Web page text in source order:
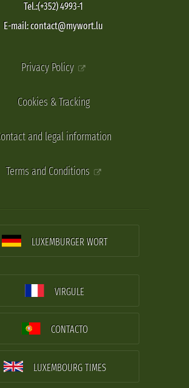
Tel.:(+352) 4993-1
E-mail: contact@mywort.lu
Privacy Policy
Cookies & Tracking
and legal information
Terms and Conditions
LUXEMBURGER WORT
VIRGULE
CONTACTO
LUXEMBOURG TIMES